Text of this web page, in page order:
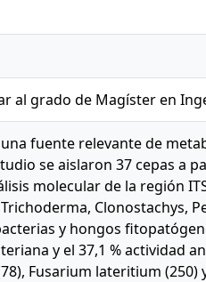
al grado de Magíster en
fuente relevante de
se aislaron 37 cepas a
molecular de la región
Clonostachys,
y hongos
y el 37,1 % actividad
Fusarium lateritium